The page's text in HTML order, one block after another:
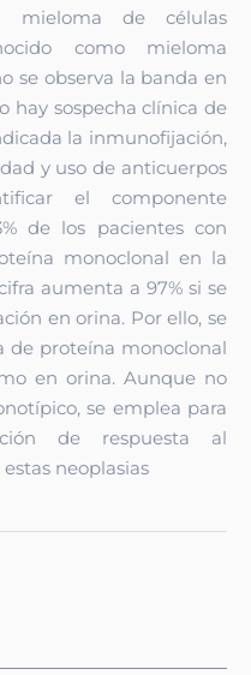
mieloma de células
como mieloma
se observa la banda en
hay sospecha clínica de
la inmunofijación,
y uso de anticuerpos
el componente
de los pacientes con
monoclonal en la
aumenta a 97% si se
en orina. Por ello, se
de proteína monoclonal
en orina. Aunque no
se emplea para
de respuesta al
neoplasias